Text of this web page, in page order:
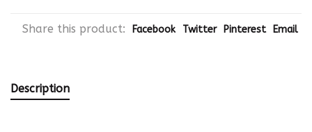
Share this product: Facebook Twitter Pinterest Email
Description